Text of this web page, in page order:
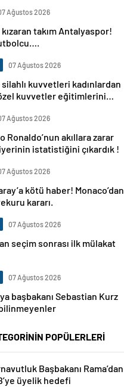
Ağustos 2026
takım Antalyaspor!
07 Ağustos 2026
kuvvetleri kadınlardan
kuvvetler eğitimlerini
Ağustos 2026
Ronaldo’nun akıllara zarar
istatistiğini çıkardık !
Ağustos 2026
kötü haber! Monaco’dan
kararı.
07 Ağustos 2026
seçim sonrası ilk mülakat
07 Ağustos 2026
başbakanı Sebastian Kurz
POPÜLERLERİ
Başbakanı Rama’dan
üyelik hedefi